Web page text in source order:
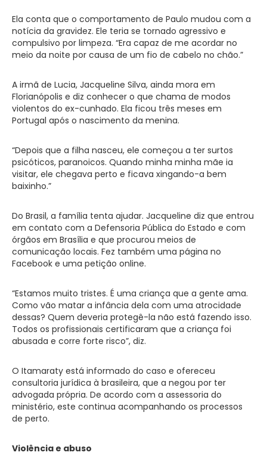
Ela conta que o comportamento de Paulo mudou com a
notícia da gravidez. Ele teria se tornado agressivo e
compulsivo por limpeza. “Era capaz de me acordar no
meio da noite por causa de um fio de cabelo no chão.”
A irmã de Lucia, Jacqueline Silva, ainda mora em
Florianópolis e diz conhecer o que chama de modos
violentos do ex-cunhado. Ela ficou três meses em
Portugal após o nascimento da menina.
“Depois que a filha nasceu, ele começou a ter surtos
psicóticos, paranoicos. Quando minha minha mãe ia
visitar, ele chegava perto e ficava xingando-a bem
baixinho.”
Do Brasil, a família tenta ajudar. Jacqueline diz que entrou
em contato com a Defensoria Pública do Estado e com
órgãos em Brasília e que procurou meios de
comunicação locais. Fez também uma página no
Facebook e uma petição online.
“Estamos muito tristes. É uma criança que a gente ama.
Como vão matar a infância dela com uma atrocidade
dessas? Quem deveria protegê-la não está fazendo isso.
Todos os profissionais certificaram que a criança foi
abusada e corre forte risco”, diz.
O Itamaraty está informado do caso e ofereceu
consultoria jurídica à brasileira, que a negou por ter
advogada própria. De acordo com a assessoria do
ministério, este continua acompanhando os processos
de perto.
Violência e abuso